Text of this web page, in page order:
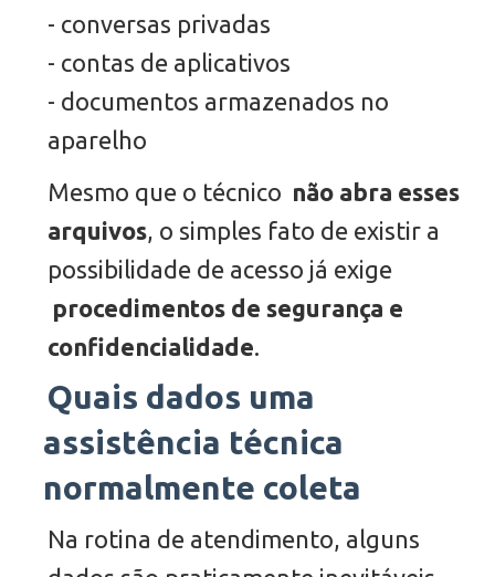
- conversas privadas
- contas de aplicativos
- documentos armazenados no
aparelho
Mesmo que o técnico não abra esses
arquivos, o simples fato de existir a
possibilidade de acesso já exige
procedimentos de segurança e
confidencialidade.
Quais dados uma
assistência técnica
normalmente coleta
Na rotina de atendimento, alguns